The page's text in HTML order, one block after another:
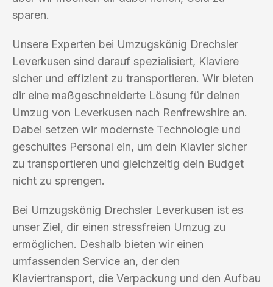
sparen.
Unsere Experten bei Umzugskönig Drechsler
Leverkusen sind darauf spezialisiert, Klaviere
sicher und effizient zu transportieren. Wir bieten
dir eine maßgeschneiderte Lösung für deinen
Umzug von Leverkusen nach Renfrewshire an.
Dabei setzen wir modernste Technologie und
geschultes Personal ein, um dein Klavier sicher
zu transportieren und gleichzeitig dein Budget
nicht zu sprengen.
Bei Umzugskönig Drechsler Leverkusen ist es
unser Ziel, dir einen stressfreien Umzug zu
ermöglichen. Deshalb bieten wir einen
umfassenden Service an, der den
Klaviertransport, die Verpackung und den Aufbau